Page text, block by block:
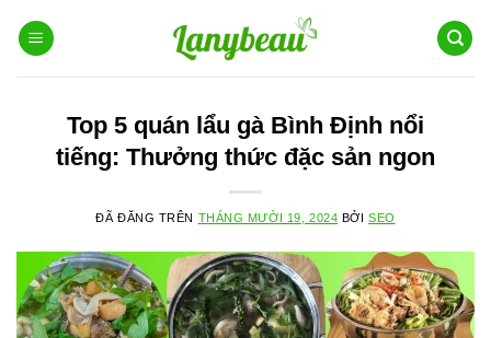
đến
Top 5 quán lẩu gà Bình Định nổi
tiếng: Thưởng thức đặc sản ngon
ĐÃ ĐĂNG TRÊN THÁNG MƯỜI 19, 2024 BỞISEO